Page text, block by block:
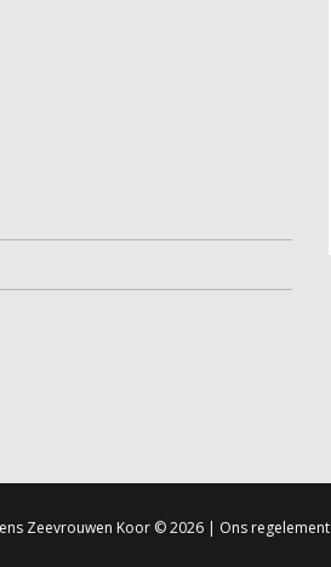
Zeevrouwen Koor© 2026 | Ons regelement